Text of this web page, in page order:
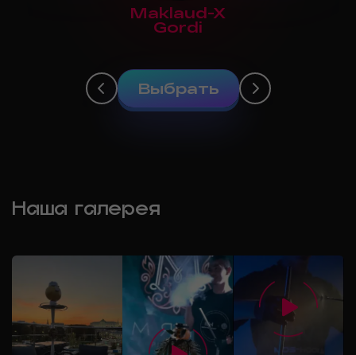
Maklaud-X
Gordi
Выбрать